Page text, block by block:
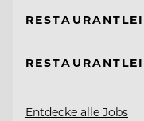
Entdecke alle Jobs